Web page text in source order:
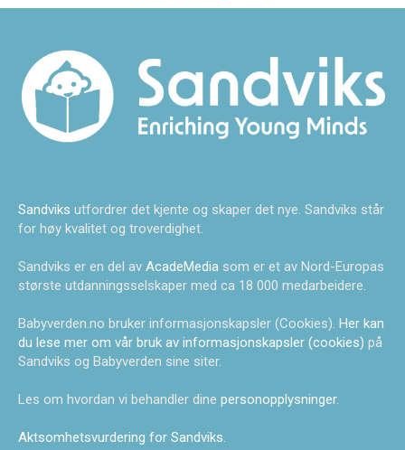
Sandviks utfordrer det kjente og skaper det nye. Sandviks står
for høy kvalitet og troverdighet.
Sandviks er en del av AcadeMedia som er et av Nord-Europas
største utdanningsselskaper med ca 18 000 medarbeidere.
Babyverden.no bruker informasjonskapsler (Cookies). Her kan
du lese mer om vår bruk av informasjonskapsler (cookies) på
Sandviks og Babyverden sine siter.
Les om hvordan vi behandler dine personopplysninger.
Aktsomhetsvurdering for Sandviks.